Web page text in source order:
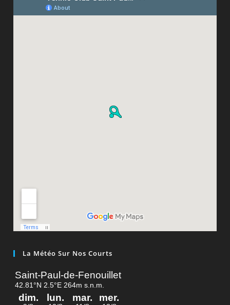
La Météo Sur Nos Courts